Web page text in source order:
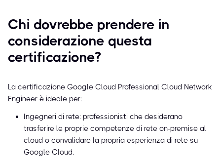
Chi dovrebbe prendere in
considerazione questa
certificazione?
La certificazione Google Cloud Professional Cloud Network
Engineer è ideale per:
Ingegneri di rete: professionisti che desiderano
trasferire le proprie competenze di rete on-premise al
cloud o convalidare la propria esperienza di rete su
Google Cloud.